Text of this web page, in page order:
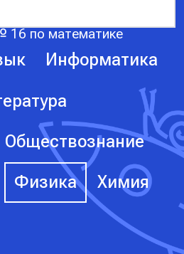
16 по математике
Информатика
Обществознание
Физика Химия